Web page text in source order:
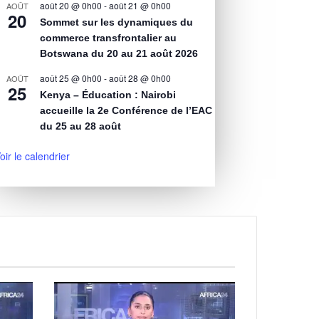
AOÛT
20
août 20 @ 0h00 -août 21 @ 0h00
Sommet sur les dynamiques du
commerce transfrontalier au
Botswana du 20 au 21 août 2026
AOÛT
25
août 25 @ 0h00 -août 28 @ 0h00
Kenya – Éducation : Nairobi
accueille la 2e Conférence de l’EAC
du 25 au 28 août
le calendrier